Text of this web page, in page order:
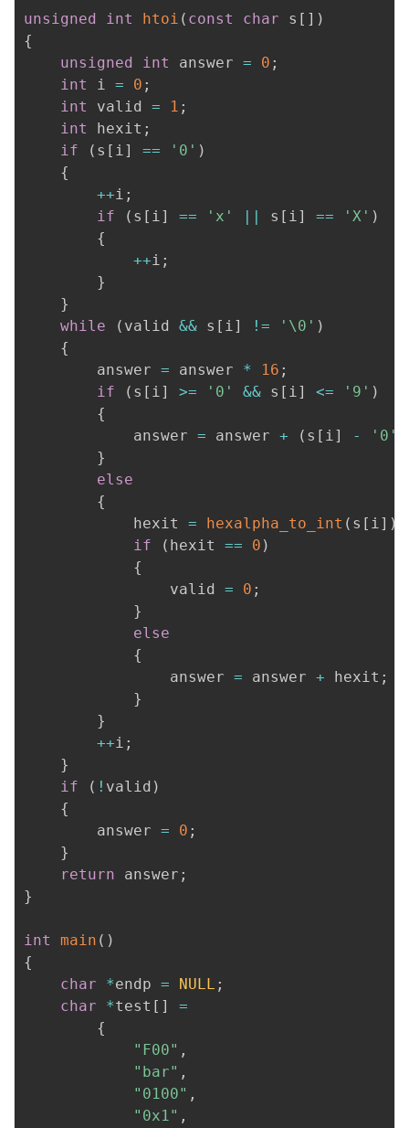
unsigned int htoi ( const char s [ ] )
{
unsigned
int answer = 0 ;
int
i = 0 ;
int
valid = 1 ;
int
hexit ;
if
( s [ i] == '0' )
{
++i ;
if
( s [ i] == 'x' s [ i] == 'X' )
{
++i ;
}
}
while
( valid && s [ i] != '\0' )
{
        answer
= answer * 16 ;
if
( s [ i] >= '0' && s [ i] <= '9' )
{
            answer
= answer + ( s [ i] - '0'
}
else
{
            hexit
= hexalpha_to_int ( s [ i] )
if
( hexit == 0 )
{
                valid
= 0 ;
}
else
{
                answer
= answer + hexit ;
}
}
++i ;
}
if
( ! valid )
{
        answer
= 0 ;
}
return answer ;
}
int main ( )
{
char
*endp = NULL ;
char
*test [ ]
=
{
"F00" ,
"bar" ,
"0100" ,
"0x1" ,